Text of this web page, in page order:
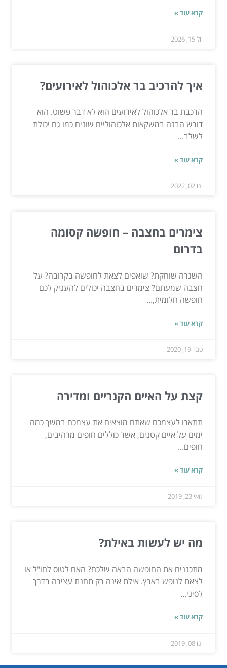
קרא עוד »
יול 15, 2026
איך להרכיב בר אלכוהול לאירועים?
הרכבת בר אלכוהול לאירועים הוא לא דבר פשוט. הוא
דורש הבנה במשקאות אלכוהוליים שונים כמו גם יכולת
לשלב...
קרא עוד »
ינו 02, 2022
צימרים בחצבה – חופשה קסומה
בדרום
השגרה שוחקת? שואפים לצאת לחופשה בקרובה? על
חצבה שמעתם? צימרים בחצבה יכולים להעניק לכם
חופשה חלומית,...
קרא עוד »
פבר 19, 2020
קצת על האיים הקנריים ומדירה
תתארו לעצמכם שאתם מוצאים את עצמכם במשך כמה
ימים על איים קטנים, אשר כוללים חופים מרהיבים,
חופים...
קרא עוד »
מאי 23, 2019
מה יש לעשות באילת?
מתכננים את החופשה הבאה שלכם? האם לטוס לחו"ל או
לצאת לנופש בארץ. אילת אינה רק תחנת עצירה בדרך
לסיני...
קרא עוד »
ינו 08, 2019